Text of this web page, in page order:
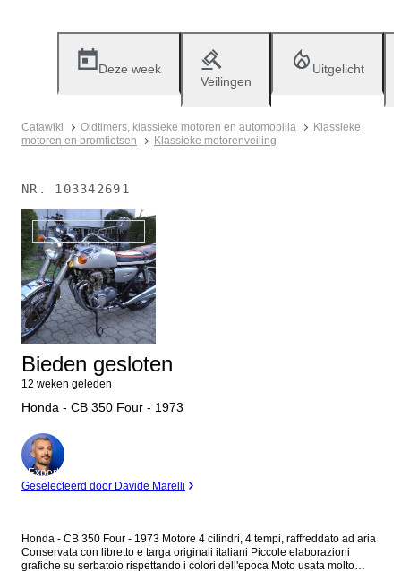
Deze week
Veilingen
Uitgelicht
Catawiki Oldtimers, klassieke motoren en automobilia
Klassieke
motoren en bromfietsen
Klassieke motorenveiling
NR. 103342691
Niet meer beschikbaar
Bieden gesloten
12 weken geleden
Honda - CB 350 Four - 1973
Expert
Geselecteerd door Davide Marelli
Honda - CB 350 Four - 1973 Motore 4 cilindri, 4 tempi, raffreddato ad aria
Conservata con libretto e targa originali italiani Piccole elaborazioni
grafiche su serbatoio rispettando i colori dell'epoca Moto usata molto